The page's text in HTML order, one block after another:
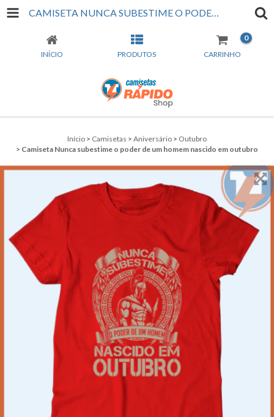
CAMISETA NUNCA SUBESTIME O PODER DE UM HOMEM NASCIDO EM OUTUBRO
INÍCIO PRODUTOS CARRINHO
0
Início > Camisetas > Aniversário > Outubro
> Camiseta Nunca subestime o poder de um homem nascido em outubro